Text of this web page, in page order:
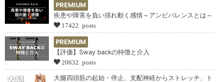
PREMIUM
疾患や障害を負い揺れ動く感情～アンビバレンスとは～
17422 posts
PREMIUM
【評価】Sway backの特徴と介入
20632 posts
大腿四頭筋の起始・停止、支配神経からストレッチ、ト